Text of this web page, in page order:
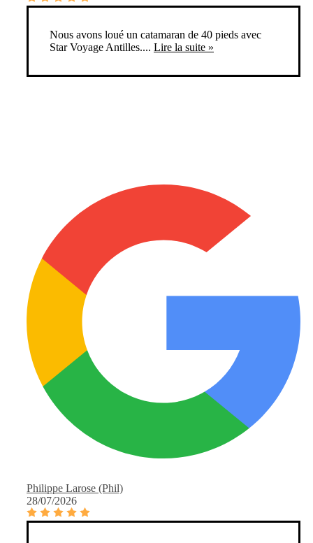
Nous avons loué un catamaran de 40 pieds avec
Star Voyage Antilles.... Lire la suite »
Philippe Larose (Phil)
28/07/2026